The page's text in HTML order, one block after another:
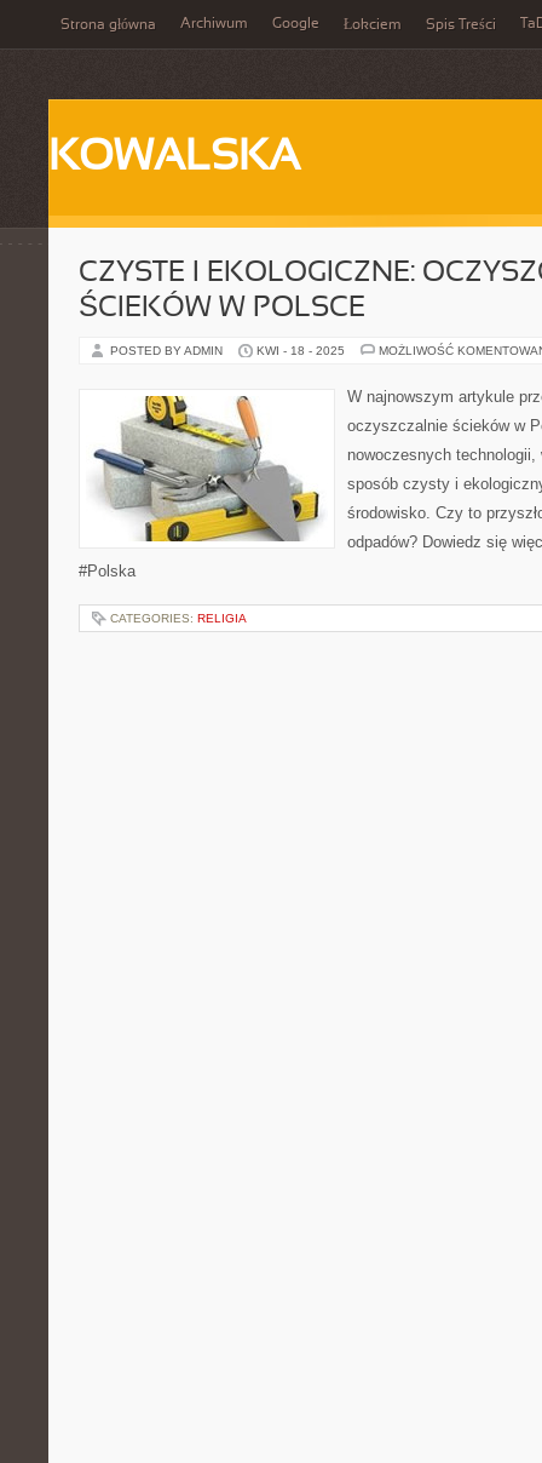
Strona główna Archiwum Google Łokciem Spis Treści
KOWALSKA
CZYSTE I EKOLOGICZNE:
ŚCIEKÓW W POLSCE
POSTED BY ADMIN KWI - 18 - 2025 MOŻLIWOŚĆ
W najnowszym artykule
oczyszczalnie ścieków w
nowoczesnych
sposób czysty i
środowisko. Czy to
odpadów? Dowiedz się
#Polska
CATEGORIES: RELIGIA